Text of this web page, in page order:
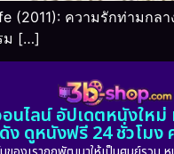
(2011): ความรักท่ามกลา
ม […]
นไลน์ อัปเดตหนังใหม่
ง ดูหนังฟรี 24 ชั่วโมง